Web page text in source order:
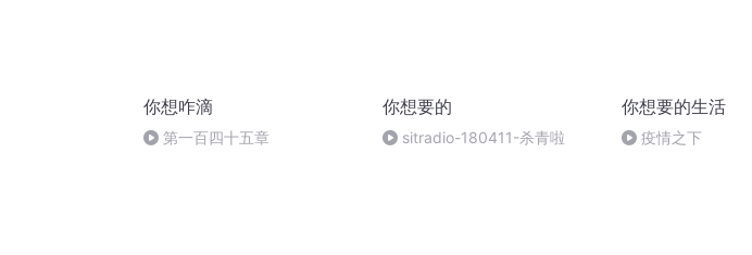
你想咋滴
第一百四十五章
你想要的
sitradio-180411-杀青啦
你想要的生活
疫情之下